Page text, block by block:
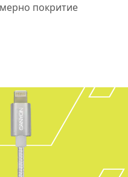
покритие